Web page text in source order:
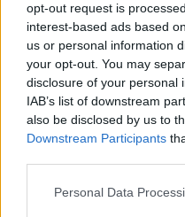
opt-out request is
interest-based ads based
us or personal information
your opt-out. You may
disclosure of your personal
IAB’s list of downstream
also be disclosed by us to
Downstream Participants
Personal Data
Involuzione
con il cambio ruolo -
proprio quest'anno,
per la Redazione di
attaccante - ha perso
fantallenatori. E'
punto del
capocannoniere degli